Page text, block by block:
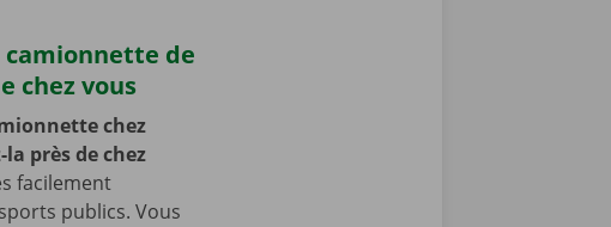
camionnette de
chez vous
chez
la près de chez
facilement
publics. Vous